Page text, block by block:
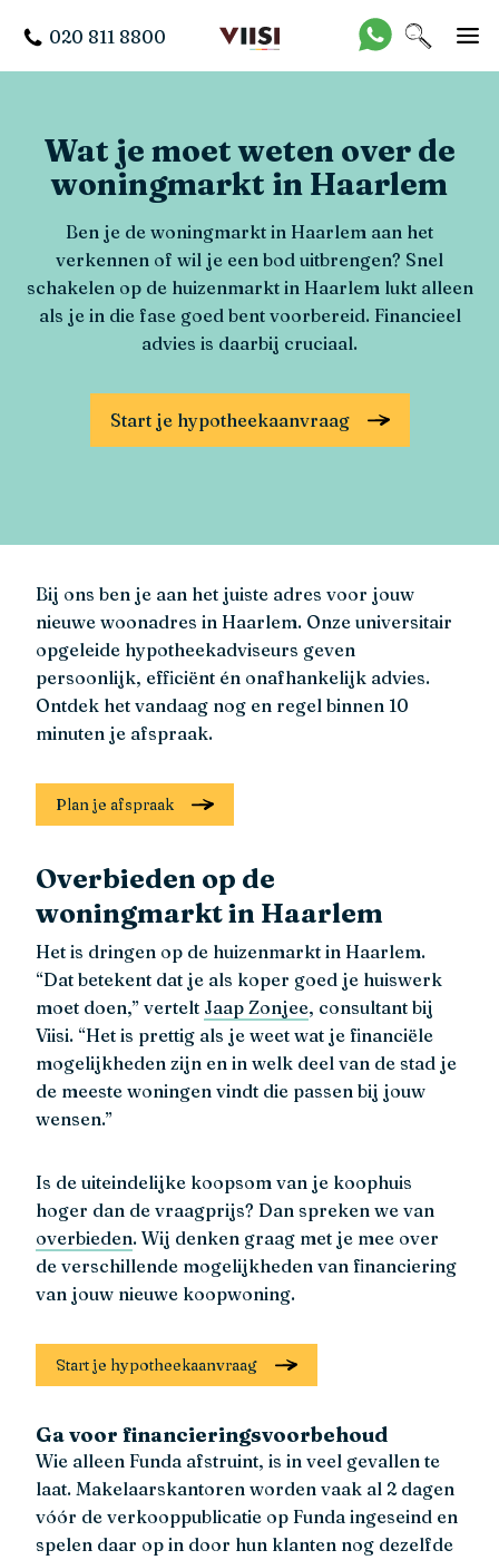
020 811 8800
Wat je moet weten over de
woningmarkt in Haarlem
Ben je de woningmarkt in Haarlem aan het
verkennen of wil je een bod uitbrengen? Snel
schakelen op de huizenmarkt in Haarlem lukt alleen
als je in die fase goed bent voorbereid. Financieel
advies is daarbij cruciaal.
Start je hypotheekaanvraag
Bij ons ben je aan het juiste adres voor jouw
nieuwe woonadres in Haarlem. Onze universitair
opgeleide hypotheekadviseurs geven
persoonlijk, efficiënt én onafhankelijk advies.
Ontdek het vandaag nog en regel binnen 10
minuten je afspraak.
Plan je afspraak
Overbieden op de
woningmarkt in Haarlem
Het is dringen op de huizenmarkt in Haarlem.
“Dat betekent dat je als koper goed je huiswerk
moet doen,” vertelt Jaap Zonjee, consultant bij
Viisi. “Het is prettig als je weet wat je financiële
mogelijkheden zijn en in welk deel van de stad je
de meeste woningen vindt die passen bij jouw
wensen.”
Is de uiteindelijke koopsom van je koophuis
hoger dan de vraagprijs? Dan spreken we van
overbieden. Wij denken graag met je mee over
de verschillende mogelijkheden van financiering
van jouw nieuwe koopwoning.
Start je hypotheekaanvraag
Ga voor financieringsvoorbehoud
Wie alleen Funda afstruint, is in veel gevallen te
laat. Makelaarskantoren worden vaak al 2 dagen
vóór de verkooppublicatie op Funda ingeseind en
spelen daar op in door hun klanten nog dezelfde